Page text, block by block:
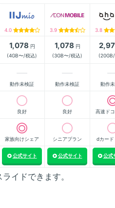
4.0 3.9 3.8
1,078 円
(4GB〜/税込)
1,078 円
(3GB〜/税込)
動作未検証 動作未検証 動作
良好 良好 高速ド
家族向けシェア シニアプラン dカード
公式サイト 公式サイト 公式
イドできます。